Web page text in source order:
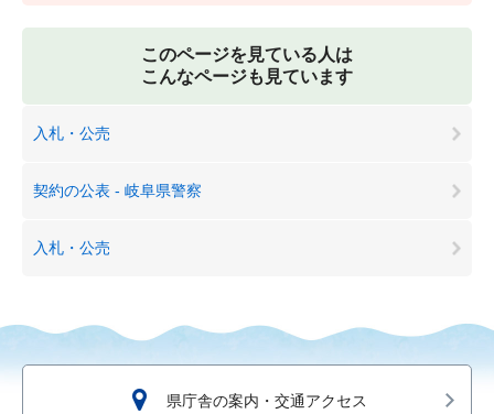
このページを見ている人は
こんなページも見ています
入札・公売
契約の公表 - 岐阜県警察
入札・公売
県庁舎の案内・交通アクセス